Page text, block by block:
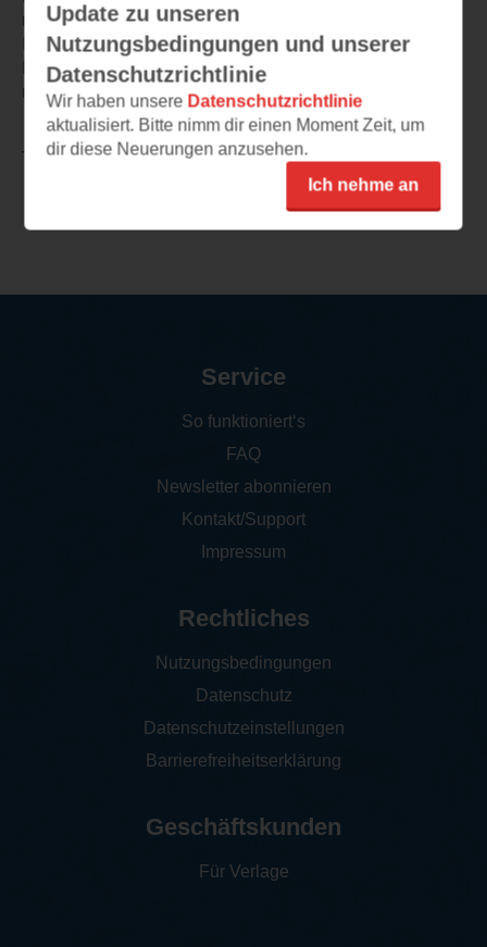
macht es schwer das Buch aus der Hand zu legen.
Ich bin überhaupt kein Fan von Fantasy, aber dieses
Buch hat mich gepackt und den Autor werde ich mir
merken.
TEILEN
Update zu unseren
Nutzungsbedingungen und unserer
Datenschutzrichtlinie
Wir haben unsere Datenschutzrichtlinie
aktualisiert. Bitte nimm dir einen Moment Zeit, um
dir diese Neuerungen anzusehen.
Ich nehme an
Service
So funktioniert‘s
FAQ
Newsletter abonnieren
Kontakt/Support
Impressum
Rechtliches
Nutzungsbedingungen
Datenschutz
Datenschutzeinstellungen
Barrierefreiheitserklärung
Geschäftskunden
Für Verlage